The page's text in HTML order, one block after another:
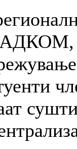
АДКОМ,